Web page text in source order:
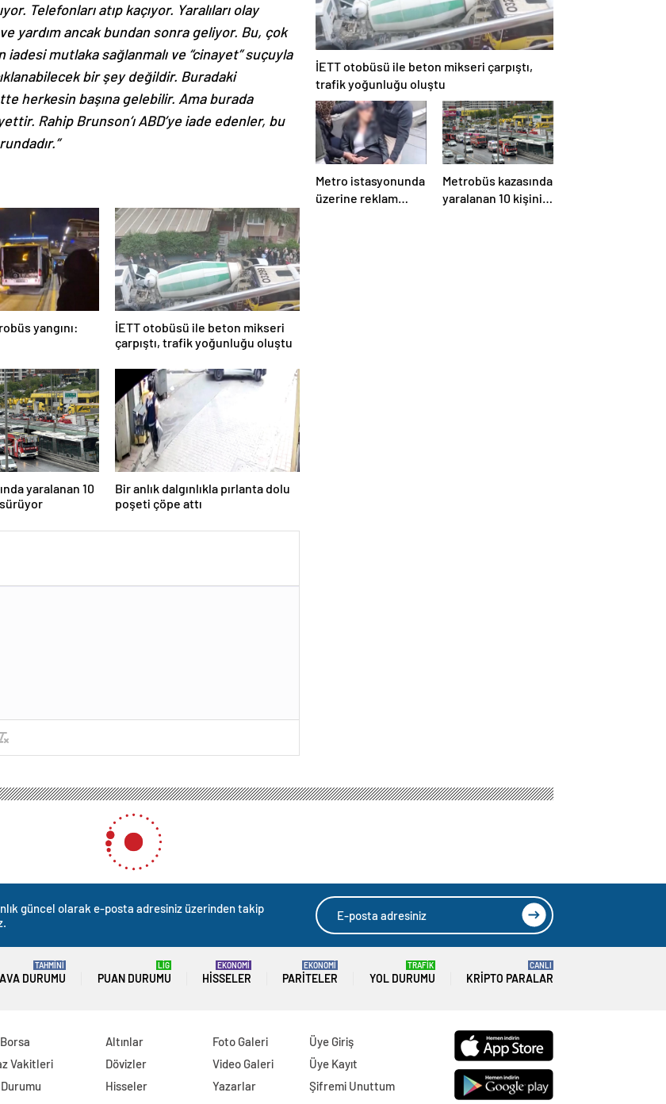
Telefonları atıp kaçıyor. Yaralıları olay
yardım ancak bundan sonra geliyor. Bu, çok
iadesi mutlaka sağlanmalı ve “cinayet” suçuyla
bir şey değildir. Buradaki
herkesin başına gelebilir. Ama burada
Rahip Brunson’ı ABD’ye iade edenler, bu
yangını:
İETT otobüsü ile beton mikseri
çarpıştı, trafik yoğunluğu oluştu
yaralanan 10
Bir anlık dalgınlıkla pırlanta dolu
poşeti çöpe attı
İETT otobüsü ile beton mikseri çarpıştı,
trafik yoğunluğu oluştu
Metro istasyonunda
üzerine reklam
Metrobüs kazasında
yaralanan 10 kişinin
kararı: Üç ilçede aday çıkartmayacaklar
kararı: Üç ilçede aday çıkartmayacaklar
HABERLERİ
GÜNDEM 07 Ağustos 2026